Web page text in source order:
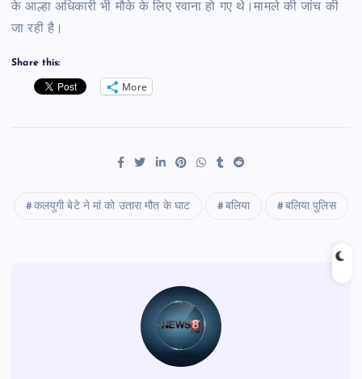
के आल्हा अधिकारी भी मौके के लिए रवाना हो गए थे।मामले की जांच की
जा रही है।
Share this:
More
कलयुगी बेटे ने मां को उतारा मौत के घाट बलिया बलिया पुलिस